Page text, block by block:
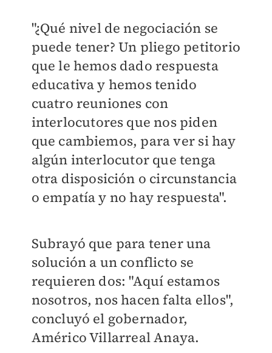
"¿Qué nivel de negociación se
puede tener?Un pliego petitorio
que le hemos dado respuesta
educativa y hemos tenido
cuatro reuniones con
interlocutores que nos piden
que cambiemos, para ver si hay
algún interlocutor que tenga
otra disposición o circunstancia
o empatía y no hay respuesta".
Subrayó que para tener una
solución a un conflicto se
requieren dos: "Aquí estamos
nosotros, nos hacen falta ellos",
concluyó el gobernador,
Américo Villarreal Anaya.